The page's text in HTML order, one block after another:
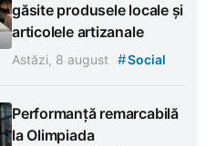
găsite produsele locale și
articolele artizanale
Astăzi, 8 august #Social
Performanță remarcabilă
la Olimpiada